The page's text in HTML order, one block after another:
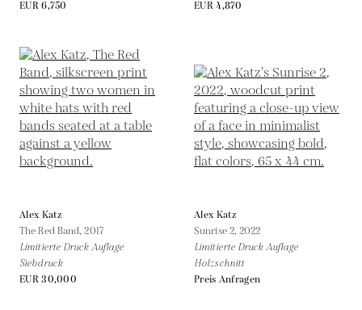
EUR 6,750 EUR 4,870
Alex Katz
The Red Band,2017
Limitierte Druck Auflage
Siebdruck
EUR 30,000
Alex Katz
Sunrise 2,2022
Limitierte Druck Auflage
Holzschnitt
Preis Anfragen